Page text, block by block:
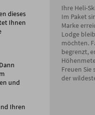
dieses
Ihnen
und
Ihren
Ihre Heli-
Im Paket
Marke
Lodge
möchten.
begrenzt,
Freuen Sie
der